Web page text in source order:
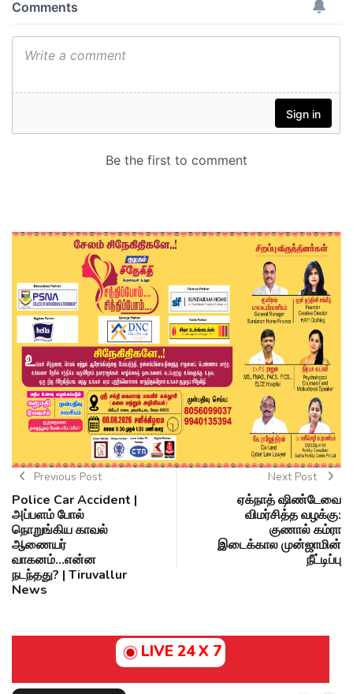
Previous Post
Police Car Accident |
அப்பளம் போல்
நொறுங்கிய காவல்
ஆணையர்
வாகனம்...என்ன
நடந்தது? | Tiruvallur
News
Next Post
ஏக்நாத் ஷிண்டேவை
விமர்சித்த வழக்கு:
குணால் கம்ரா
இடைக்கால முன்ஜாமின்
நீட்டிப்பு
LIVE 24 X 7